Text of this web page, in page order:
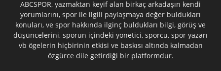
ABCSPOR, yazmaktan keyif alan birkaç arkadaşın kendi
yorumlarını, spor ile ilgili paylaşmaya değer buldukları
konuları, ve spor hakkında ilginç buldukları bilgi, görüş ve
düşüncelerini, sporun içindeki yönetici, sporcu, spor yazarı
vb ögelerin hiçbirinin etkisi ve baskısı altında kalmadan
özgürce dile getirdiği bir platformdur.